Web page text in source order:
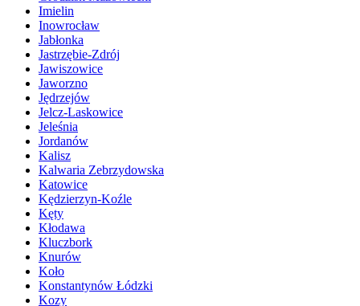
Imielin
Inowrocław
Jabłonka
Jastrzębie-Zdrój
Jawiszowice
Jaworzno
Jędrzejów
Jelcz-Laskowice
Jeleśnia
Jordanów
Kalisz
Kalwaria Zebrzydowska
Katowice
Kędzierzyn-Koźle
Kęty
Kłodawa
Kluczbork
Knurów
Koło
Konstantynów Łódzki
Kozy